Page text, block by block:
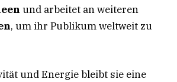
und arbeitet an weiteren
, um ihr Publikum weltweit zu
und Energie bleibt sie eine